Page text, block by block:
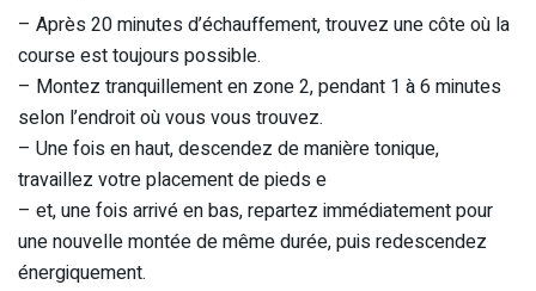
– Après 20 minutes d’échauffement, trouvez une côte où la
course est toujours possible.
– Montez tranquillement en zone 2, pendant 1 à 6 minutes
selon l’endroit où vous vous trouvez.
– Une fois en haut, descendez de manière tonique,
travaillez votre placement de pieds e
– et, une fois arrivé en bas, repartez immédiatement pour
une nouvelle montée de même durée, puis redescendez
énergiquement.